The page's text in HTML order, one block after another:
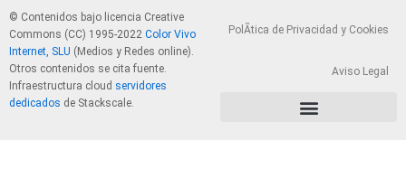
© Contenidos bajo licencia Creative
Commons (CC) 1995-2022 Color Vivo
Internet, SLU (Medios y Redes online).
Otros contenidos se cita fuente.
Infraestructura cloud servidores
dedicados de Stackscale.
PolÃ­tica de Privacidad y Cookies
Aviso Legal